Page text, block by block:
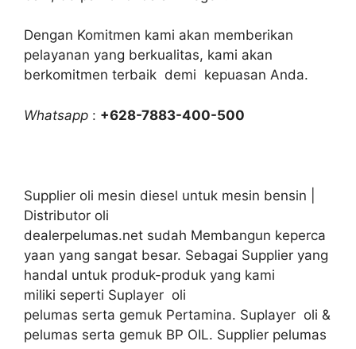
Dengan Komitmen kami akan memberikan
pelayanan yang berkualitas, kami akan
berkomitmen terbaik demi kepuasan Anda.
Whatsapp : +628-7883-400-500
Supplier oli mesin diesel untuk mesin bensin |
Distributor oli
dealerpelumas.net sudah Membangun keperca
yaan yang sangat besar. Sebagai Supplier yang
handal untuk produk-produk yang kami
miliki seperti Suplayer oli
pelumas serta gemuk Pertamina. Suplayer oli &
pelumas serta gemuk BP OIL. Supplier pelumas